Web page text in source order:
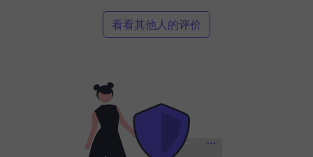
看看其他人的评价